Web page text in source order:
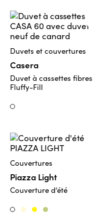
Duvets et couvertures
Casera
Duvet à cassettes fibres
Fluffy-Fill
Weiss
Couvertures
Piazza Light
Couverture d‘été
WeissCreme
Gelb